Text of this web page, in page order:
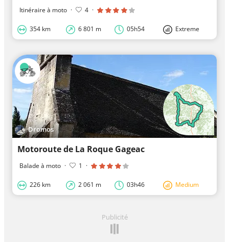
Itinéraire à moto · 4 ·
354 km 6 801 m 05h54 Extreme
Dromos
Motoroute de La Roque Gageac
Balade à moto · 1 ·
226 km 2 061 m 03h46 Medium
Publicité